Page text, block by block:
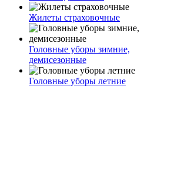
Жилеты страховочные
Головные уборы зимние,
демисезонные
Головные уборы летние